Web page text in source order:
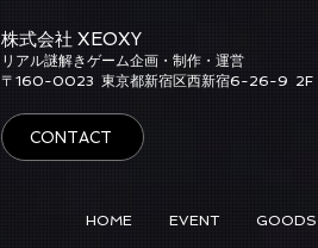
株式会社 XEOXY​
リアル謎解きゲーム企画・制作・運営
​〒160-0023 東京都新宿区西新宿6-26-9 2F
CONTACT
HOME EVENT GOODS